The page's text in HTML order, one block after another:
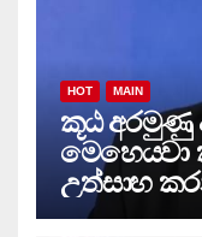
HOT MAIN
කූඨ අරමුණු
උත්සාහ